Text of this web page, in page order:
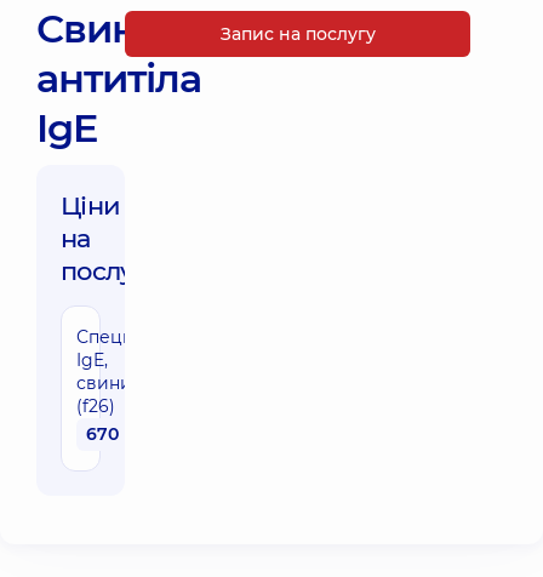
Свинина,
антитіла
IgE
Ціни
на
послуги:
Специфічні
IgE,
свинина
(f26)
670 грн
Запис на послугу